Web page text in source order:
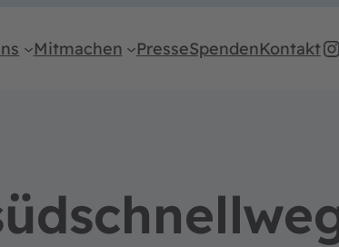
Mitmachen PresseSpendenKontakt